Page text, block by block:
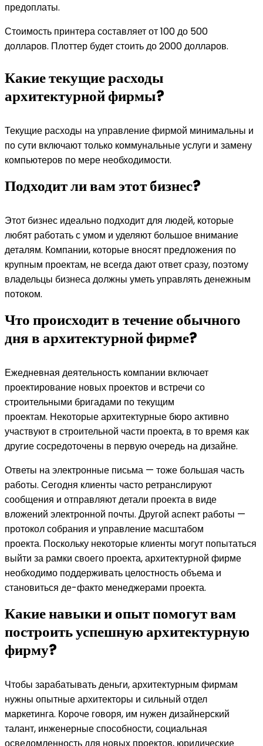
предоплаты.
Стоимость принтера составляет от 100 до 500
долларов. Плоттер будет стоить до 2000 долларов.
Какие текущие расходы
архитектурной фирмы?
Текущие расходы на управление фирмой минимальны и
по сути включают только коммунальные услуги и замену
компьютеров по мере необходимости.
Подходит ли вам этот бизнес?
Этот бизнес идеально подходит для людей, которые
любят работать с умом и уделяют большое внимание
деталям. Компании, которые вносят предложения по
крупным проектам, не всегда дают ответ сразу, поэтому
владельцы бизнеса должны уметь управлять денежным
потоком.
Что происходит в течение обычного
дня в архитектурной фирме?
Ежедневная деятельность компании включает
проектирование новых проектов и встречи со
строительными бригадами по текущим
проектам. Некоторые архитектурные бюро активно
участвуют в строительной части проекта, в то время как
другие сосредоточены в первую очередь на дизайне.
Ответы на электронные письма — тоже большая часть
работы. Сегодня клиенты часто ретранслируют
сообщения и отправляют детали проекта в виде
вложений электронной почты. Другой аспект работы —
протокол собрания и управление масштабом
проекта. Поскольку некоторые клиенты могут попытаться
выйти за рамки своего проекта, архитектурной фирме
необходимо поддерживать целостность объема и
становиться де-факто менеджерами проекта.
Какие навыки и опыт помогут вам
построить успешную архитектурную
фирму?
Чтобы зарабатывать деньги, архитектурным фирмам
нужны опытные архитекторы и сильный отдел
маркетинга. Короче говоря, им нужен дизайнерский
талант, инженерные способности, социальная